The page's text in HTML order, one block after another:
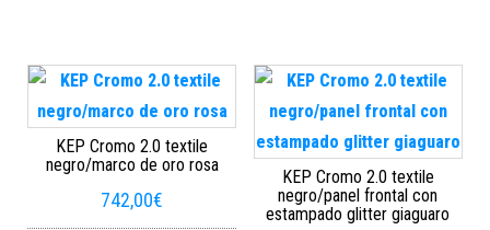
KEP Cromo 2.0 textile
negro/marco de oro rosa
742,00€
KEP Cromo 2.0 textile
negro/panel frontal con
estampado glitter giaguaro